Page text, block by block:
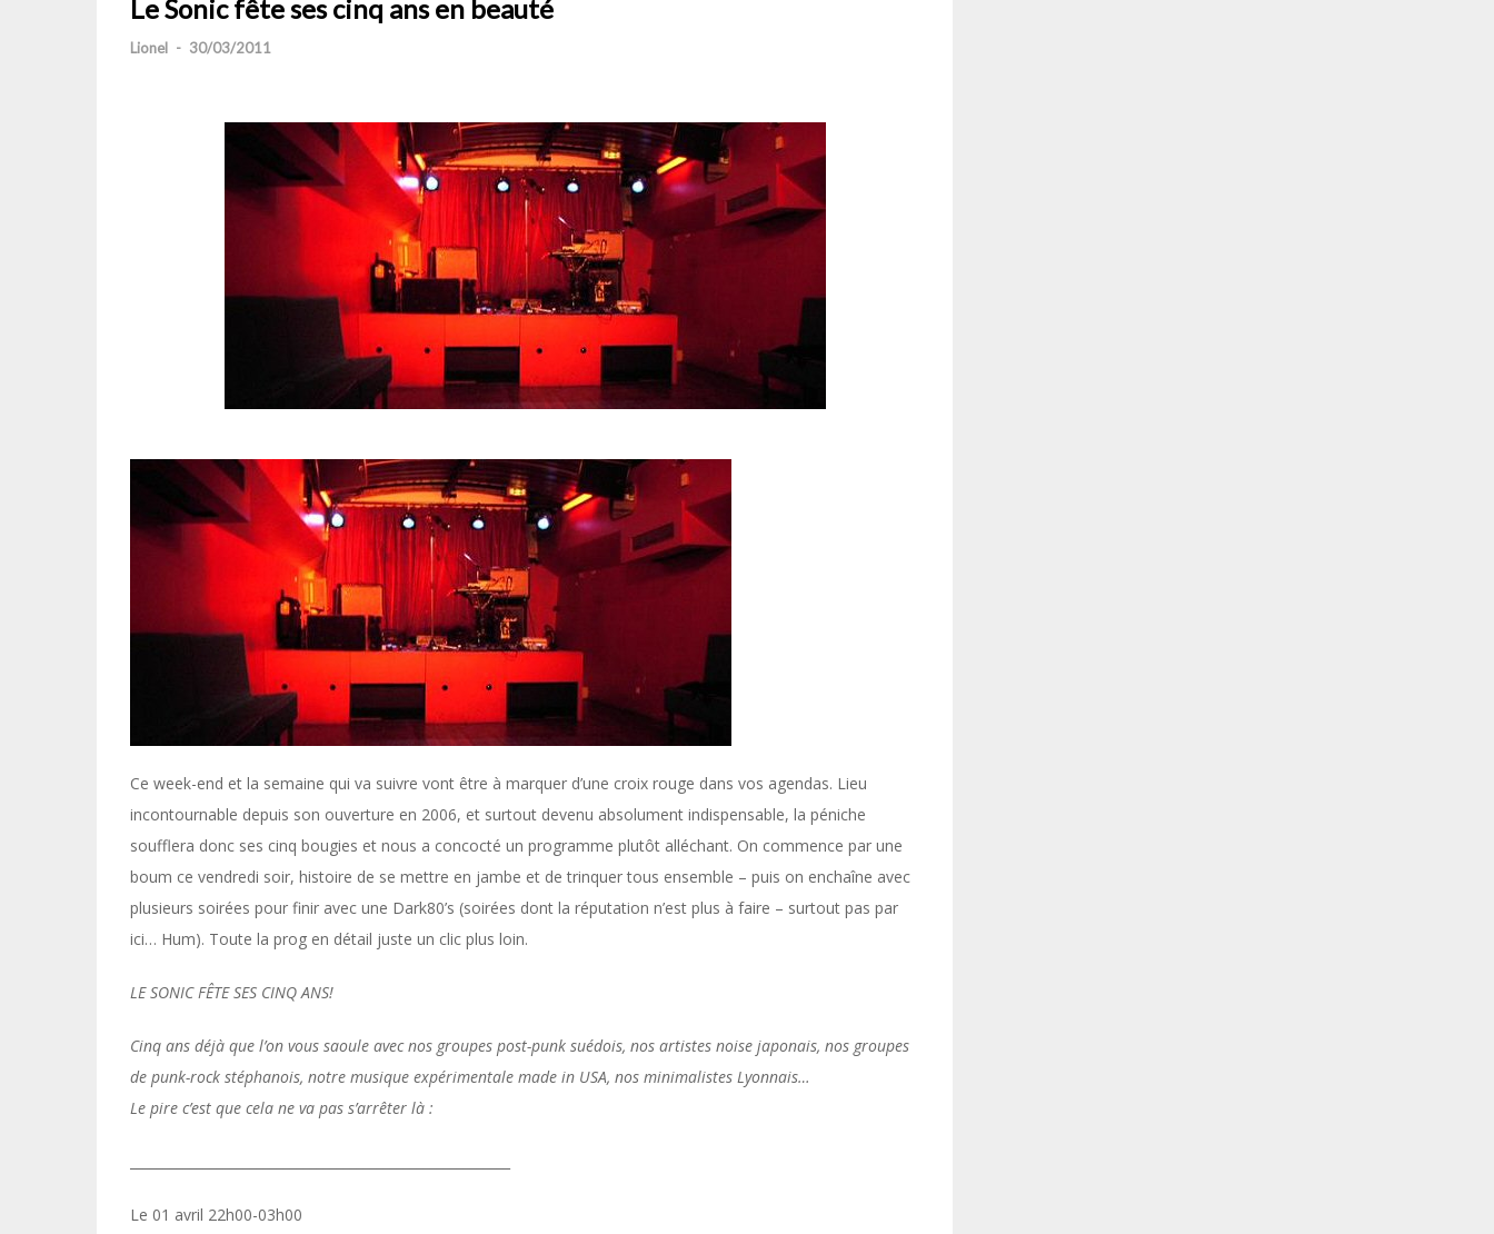
Le Sonic fête ses cinq ans en beauté
Lionel - 30/03/2011
Ce week-end et la semaine qui va suivre vont être à marquer d’une croix rouge dans vos agendas. Lieu
incontournable depuis son ouverture en 2006, et surtout devenu absolument indispensable, la péniche
soufflera donc ses cinq bougies et nous a concocté un programme plutôt alléchant. On commence par une
boum ce vendredi soir, histoire de se mettre en jambe et de trinquer tous ensemble – puis on enchaîne avec
plusieurs soirées pour finir avec une Dark80’s (soirées dont la réputation n’est plus à faire – surtout pas par
ici… Hum). Toute la prog en détail juste un clic plus loin.
LE SONIC FÊTE SES CINQ ANS!
Cinq ans déjà que l’on vous saoule avec nos groupes post-punk suédois, nos artistes noise japonais, nos groupes
de punk-rock stéphanois, notre musique expérimentale made in USA, nos minimalistes Lyonnais…
Le pire c’est que cela ne va pas s’arrêter là :
Le 01 avril 22h00-03h00